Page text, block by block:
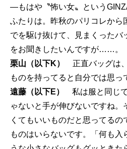
―もはや〝怖い女〟という
ふたりは。昨秋のパリコレから
でを駆け抜けて、見まくったバ
をお聞きしたいんですが……。
栗山（以下K）
正直バッグは
ものを持ってると自分では思
遠藤（以下E）
私は服と同じ
ゃないと手が伸びないですね。
くてもいいものだと思ってるの
ものはいらないです。「何も入